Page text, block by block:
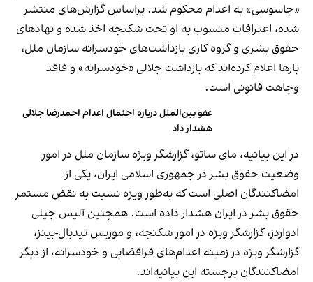
«جاسوسی» به اعدام محکوم شد. براساس گزارش‌های منتشر
شده، اعترافات منسوب به او تحت شکنجه اخذ شده و نهادهای
حقوق بشری و گروه کاری بازداشت‌های خودسرانه سازمان ملل،
بارها اعلام کرده‌اند که بازداشت جلالی «خودسرانه» و فاقد
وجاهت قانونی است.
عفو بین‌الملل درباره احتمال اعدام احمدرضا جلالی
هشدار داد
در این بیانیه، مای ساتو، گزارشگر ویژه سازمان ملل در امور
وضعیت حقوق بشر در جمهوری اسلامی ایران، یکی از
امضاکنندگان اصلی است که به‌طور ویژه نسبت به نقض مستمر
حقوق بشر در ایران هشدار داده است. همچنین آلیس جیلی
ادواردز، گزارشگر ویژه در امور شکنجه، و موریس تیدبال-بینز،
گزارشگر ویژه در زمینه اعدام‌های فراقضایی و خودسرانه، از دیگر
امضاکنندگان برجسته این بیانیه‌اند.